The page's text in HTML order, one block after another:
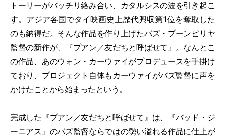
トーリーがバッチリ絡み合い、カタルシスの波を引き起こ
す。アジア各国でタイ映画史上歴代興収第1位を奪取した
のも納得だ。そんな作品を作り上げたバズ・プーンピリヤ
監督の新作が、『プアン／友だちと呼ばせて』。なんとこ
の作品、あのウォン・カーウァイがプロデュースを手掛け
ており、プロジェクト自体もカーウァイがバズ監督に声を
かけたことから始まったという。
完成した『プアン／友だちと呼ばせて』は、『バッド・ジ
ーニアス 』のバズ監督ならではの勢い溢れる作品に仕上が